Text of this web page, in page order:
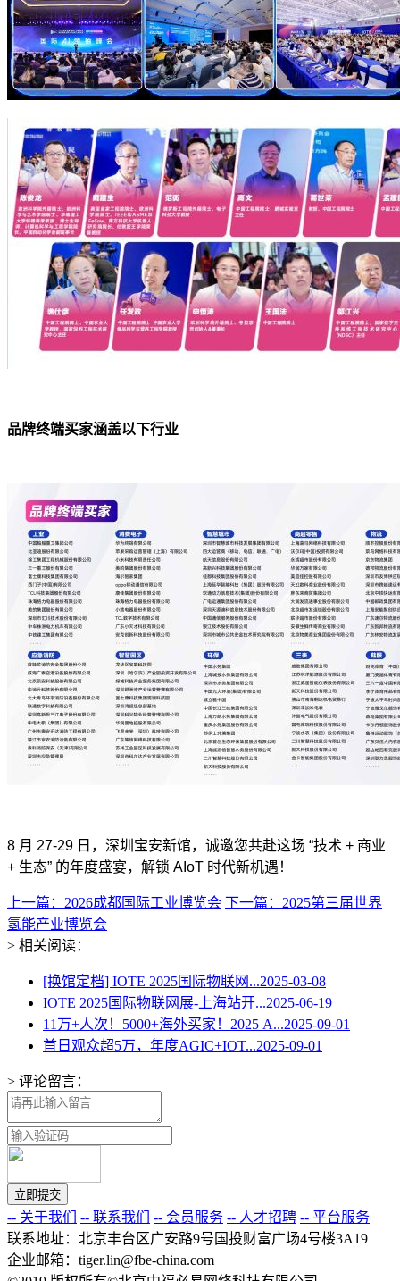
品牌终端买家涵盖以下行业
8 月 27-29 日，深圳宝安新馆，诚邀您共赴这场 “技术 + 商业
+ 生态” 的年度盛宴，解锁 AIoT 时代新机遇！
上一篇：2026成都国际工业博览会 下一篇：2025第三届世界
氢能产业博览会
> 相关阅读：
[换馆定档] IOTE 2025国际物联网...2025-03-08
IOTE 2025国际物联网展-上海站开...2025-06-19
11万+人次！5000+海外买家！2025 A...2025-09-01
首日观众超5万，年度AGIC+IOT...2025-09-01
> 评论留言：
-- 关于我们 -- 联系我们 -- 会员服务 -- 人才招聘 -- 平台服务
联系地址：北京丰台区广安路9号国投财富广场4号楼3A19
企业邮箱：tiger.lin@fbe-china.com